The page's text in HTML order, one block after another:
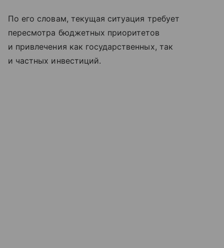
По его словам, текущая ситуация требует
пересмотра бюджетных приоритетов
и привлечения как государственных, так
и частных инвестиций.